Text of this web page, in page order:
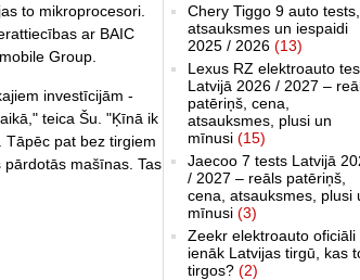
to mikroprocesori.
ar BAIC
Group.
investīcijām -
teica Šu. "Ķīnā ik
pat bez tirgiem
mašīnas. Tas
Chery Tiggo 9 auto tests,
atsauksmes un iespaidi
2025 / 2026 (13)
Lexus RZ elektroauto
Latvijā 2026 / 2027 –
patēriņš, cena,
atsauksmes, plusi un
mīnusi (15)
Jaecoo 7 tests Latvijā
/ 2027 – reāls patēriņš,
cena, atsauksmes, plusi
mīnusi (3)
Zeekr elektroauto oficiāli
ienāk Latvijas tirgū, kas
tirgos? (2)